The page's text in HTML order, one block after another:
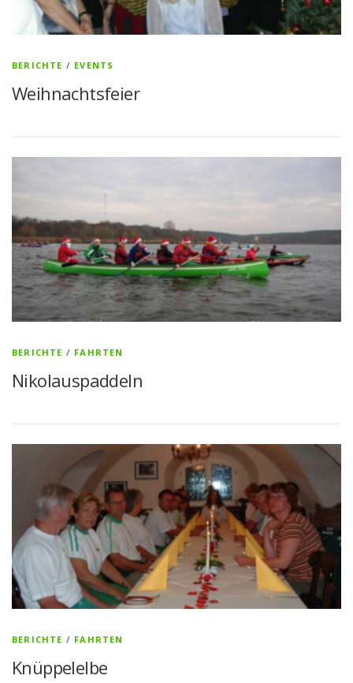
BERICHTE / EVENTS
Weihnachtsfeier
BERICHTE / FAHRTEN
Nikolauspaddeln
BERICHTE / FAHRTEN
Knüppelelbe